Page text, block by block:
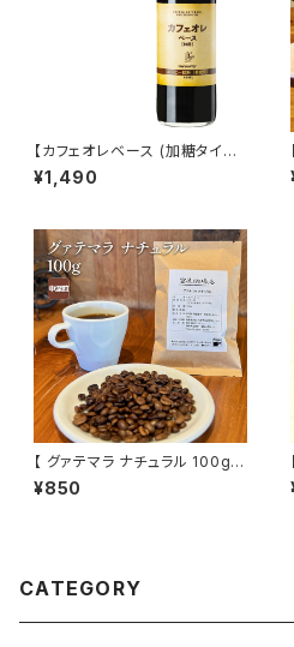
【カフェオレベース (加糖タイプ)
】600ml 純糖 カフェオレ 保存
料・着色料ナシ トミヤコーヒー
¥1,490
【 グァテマラ ナチュラル 100g 】
中深煎 ナチュラル精選 グアテマ
ラ ドリップ コーヒー トミヤコー
¥850
CATEGORY